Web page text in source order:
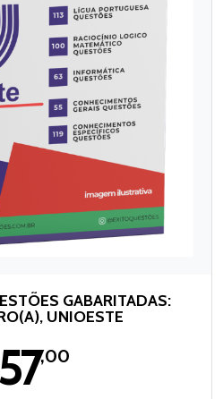
GABARITADAS:
UNIOESTE
57,00